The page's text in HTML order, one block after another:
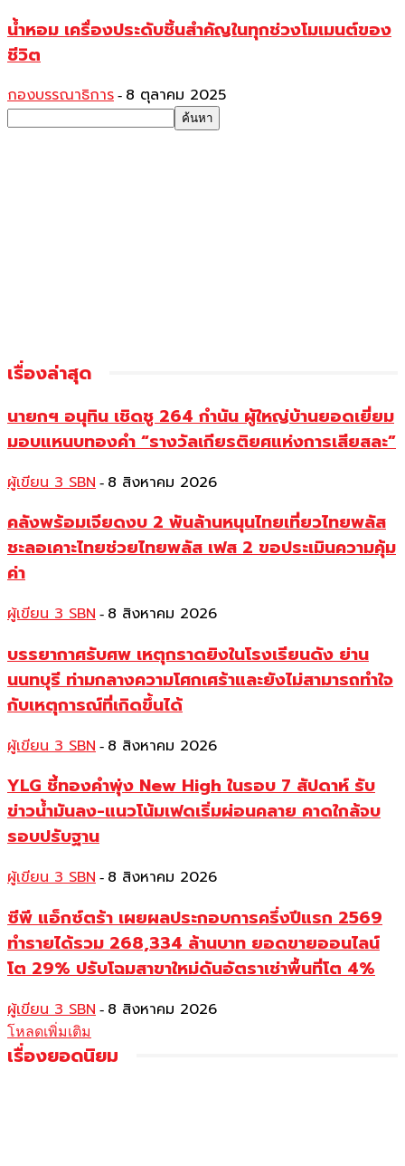
น้ำหอม เครื่องประดับชิ้นสำคัญในทุกช่วงโมเมนต์ของ
ชีวิต
กองบรรณาธิการ - 8 ตุลาคม 2025
เรื่องล่าสุด
นายกฯ อนุทิน เชิดชู 264 กำนัน ผู้ใหญ่บ้านยอดเยี่ยม
มอบแหนบทองคำ “รางวัลเกียรติยศแห่งการเสียสละ”
ผู้เขียน 3 SBN - 8 สิงหาคม 2026
คลังพร้อมเจียดงบ 2 พันล้านหนุนไทยเที่ยวไทยพลัส
ชะลอเคาะไทยช่วยไทยพลัส เฟส 2 ขอประเมินความคุ้ม
ค่า
ผู้เขียน 3 SBN - 8 สิงหาคม 2026
บรรยากาศรับศพ เหตุกราดยิงในโรงเรียนดัง ย่าน
นนทบุรี ท่ามกลางความโศกเศร้าและยังไม่สามารถทำใจ
กับเหตุการณ์ที่เกิดขึ้นได้
ผู้เขียน 3 SBN - 8 สิงหาคม 2026
YLG ชี้ทองคำพุ่ง New High ในรอบ 7 สัปดาห์ รับ
ข่าวน้ำมันลง-แนวโน้มเฟดเริ่มผ่อนคลาย คาดใกล้จบ
รอบปรับฐาน
ผู้เขียน 3 SBN - 8 สิงหาคม 2026
ซีพี แอ็กซ์ตร้า เผยผลประกอบการครึ่งปีแรก 2569
ทำรายได้รวม 268,334 ล้านบาท ยอดขายออนไลน์
โต 29% ปรับโฉมสาขาใหม่ดันอัตราเช่าพื้นที่โต 4%
ผู้เขียน 3 SBN - 8 สิงหาคม 2026
โหลดเพิ่มเติม
เรื่องยอดนิยม